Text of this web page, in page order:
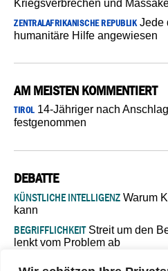
Kriegsverbrechen und
ZENTRALAFRIKANISCHE REPUBLIKJede
humanitäre Hilfe angewiesen
AM MEISTEN KOMMENTIERT
TIROL14-Jähriger nach
festgenommen
DEBATTE
KÜNSTLICHE INTELLIGENZ Warum
kann
BEGRIFFLICHKEITStreit um den
lenkt vom Problem ab